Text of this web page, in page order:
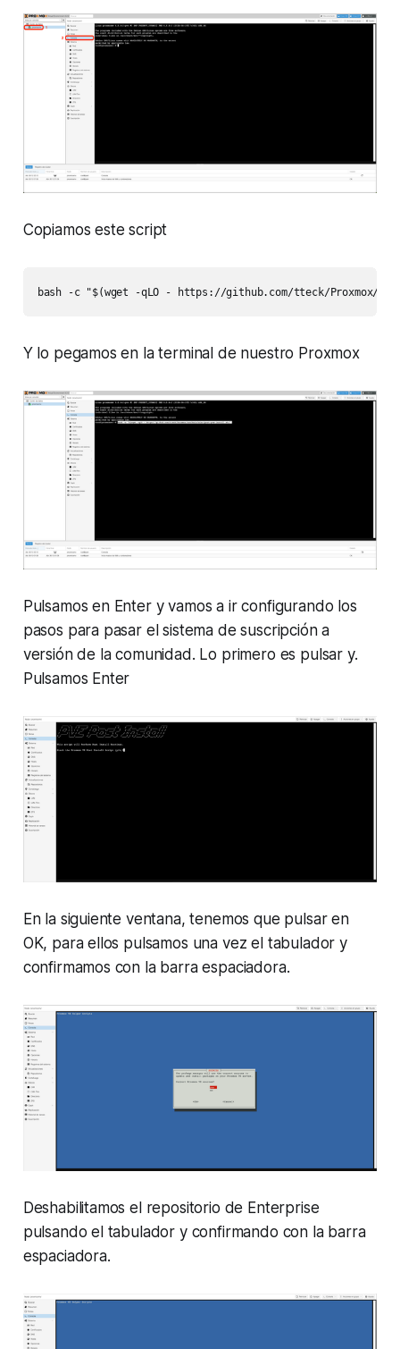
Copiamos este script
bash -c "$(wget -qLO - https://github.com/tteck/Proxmox/
Y lo pegamos en la terminal de nuestro Proxmox
Pulsamos en Enter y vamos a ir configurando los
pasos para pasar el sistema de suscripción a
versión de la comunidad. Lo primero es pulsar y.
Pulsamos Enter
En la siguiente ventana, tenemos que pulsar en
OK, para ellos pulsamos una vez el tabulador y
confirmamos con la barra espaciadora.
Deshabilitamos el repositorio de Enterprise
pulsando el tabulador y confirmando con la barra
espaciadora.